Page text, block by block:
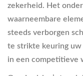
zekerheid. Het
waarneembare
steeds verborgen
te strikte keuring uw
in een competitieve